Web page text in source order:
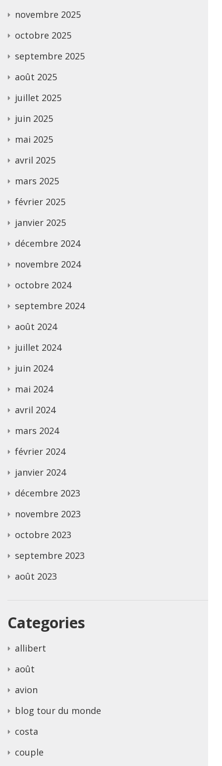
novembre 2025
octobre 2025
septembre 2025
août 2025
juillet 2025
juin 2025
mai 2025
avril 2025
mars 2025
février 2025
janvier 2025
décembre 2024
novembre 2024
octobre 2024
septembre 2024
août 2024
juillet 2024
juin 2024
mai 2024
avril 2024
mars 2024
février 2024
janvier 2024
décembre 2023
novembre 2023
octobre 2023
septembre 2023
août 2023
Categories
allibert
août
avion
blog tour du monde
costa
couple